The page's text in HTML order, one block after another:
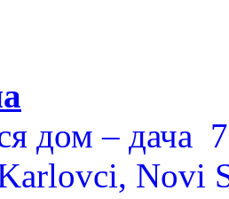
дом – дача
Novi